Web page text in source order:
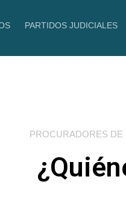
PARTIDOS JUDICIALES
PROCURADORES